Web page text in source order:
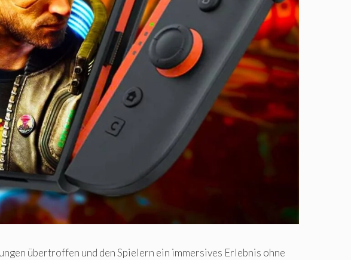
übertroffen und den Spielern ein immersives Erlebnis ohne